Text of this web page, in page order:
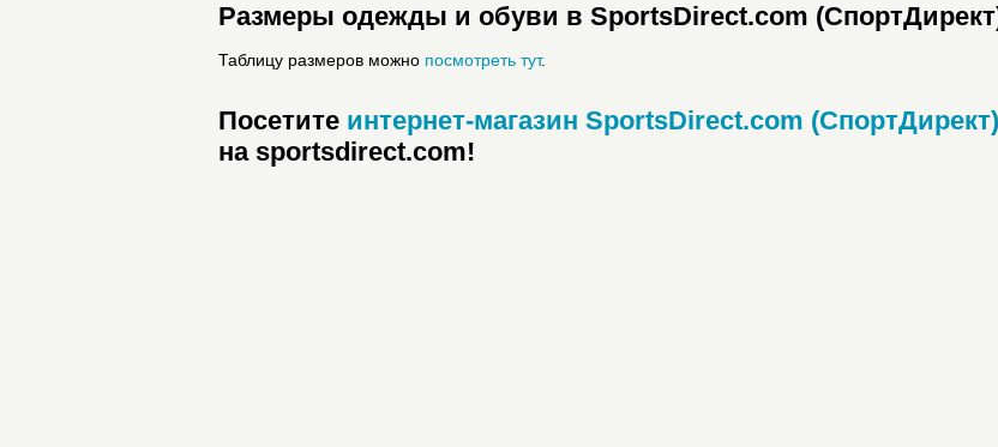
Размеры одежды и обуви в SportsDirect.com
Таблицу размеров можно посмотреть тут.
Посетите интернет-магазин SportsDirect.com (СпортДирект)
на sportsdirect.com!